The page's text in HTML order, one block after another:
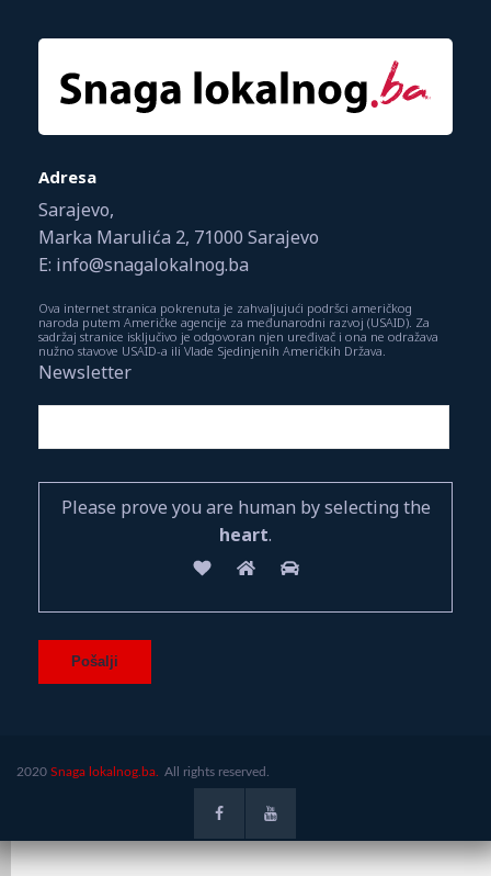
Adresa
Sarajevo,
Marka Marulića 2, 71000 Sarajevo
E: info@snagalokalnog.ba
Ova internet stranica pokrenuta je zahvaljujući podršci američkog
naroda putem Američke agencije za međunarodni razvoj (USAID). Za
sadržaj stranice isključivo je odgovoran njen uređivač i ona ne odražava
nužno stavove USAID-a ili Vlade Sjedinjenih Američkih Država.
Newsletter
Please prove you are human by selecting the
heart.
2020 Snaga lokalnog.ba. All rights reserved.